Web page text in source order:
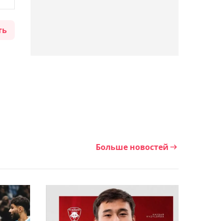
"Кулагер" потерпел
Оренбургской области
20:36, 07 августа 2026
Больше новостей